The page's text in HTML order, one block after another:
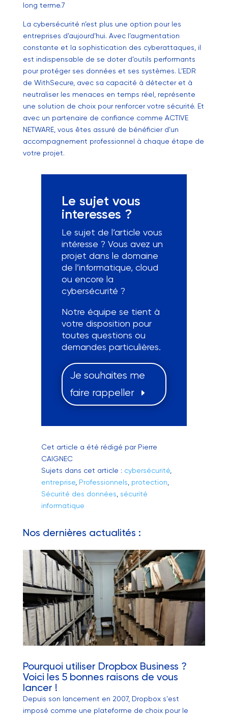
long terme.7
La cybersécurité n’est plus une option pour les
entreprises d’aujourd’hui. Avec l’augmentation
constante et la sophistication des cyberattaques, il
est indispensable de se doter d’outils performants
pour protéger ses données et ses systèmes. L’EDR
de WithSecure, avec sa capacité à détecter et à
neutraliser les menaces en temps réel, représente
une solution de choix pour renforcer votre sécurité. Et
avec un partenaire de confiance comme ACTIVE
NETWARE, vous êtes assuré de bénéficier d’un
accompagnement professionnel à chaque étape de
votre projet.
Le sujet vous
interesses ?
Le sujet de l’article vous
intéresse ? Vous avez un
projet dans le domaine
de l’informatique, cloud
ou encore la
cybersécurité ?
Notre équipe se tient à
votre disposition pour
toutes questions ou
demandes particulières.
Je souhaites me
faire rappeller
Cet article a été rédigé par Pierre
CAIGNEC
Sujets dans cet article : cybersécurité,
entreprise, Professionnels protection
Sécurité des données sécurité
informatique
Nos dernières actualités :
Pourquoi utiliser Dropbox Business ?
Voici les 5 bonnes raisons de vous
lancer !
Depuis son lancement en 2007, Dropbox s'est
imposé comme une plateforme de choix pour le